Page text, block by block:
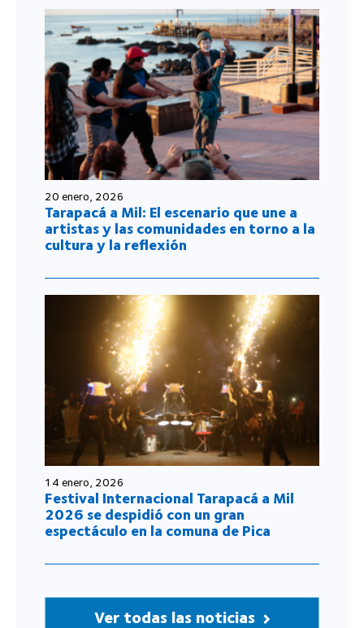
20 enero, 2026
Tarapacá a Mil: El escenario que une a
artistas y las comunidades en torno a la
cultura y la reflexión
14 enero, 2026
Festival Internacional Tarapacá a Mil
2026 se despidió con un gran
espectáculo en la comuna de Pica
Ver todas las noticias